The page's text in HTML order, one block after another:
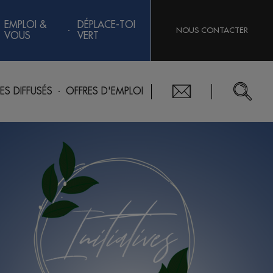
DIFFUSÉS OFFRES D'EMPLOI
EMPLOI &
VOUS
DÉPLACE-TOI
VERT
NOUS CONTACTER